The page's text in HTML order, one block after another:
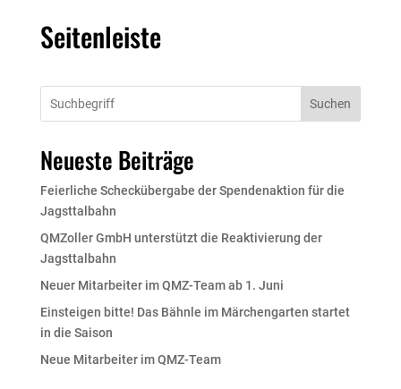
Seitenleiste
Suchen
Neueste Beiträge
Feierliche Scheckübergabe der Spendenaktion für die
Jagsttalbahn
QMZoller GmbH unterstützt die Reaktivierung der
Jagsttalbahn
Neuer Mitarbeiter im QMZ-Team ab 1. Juni
Einsteigen bitte! Das Bähnle im Märchengarten startet
in die Saison
Neue Mitarbeiter im QMZ-Team